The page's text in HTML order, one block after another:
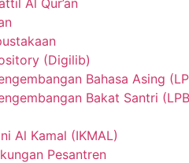
Al Qur’an
(Digilib)
Bahasa Asing
Bakat Santri
Al Kamal (IKMAL)
Pesantren